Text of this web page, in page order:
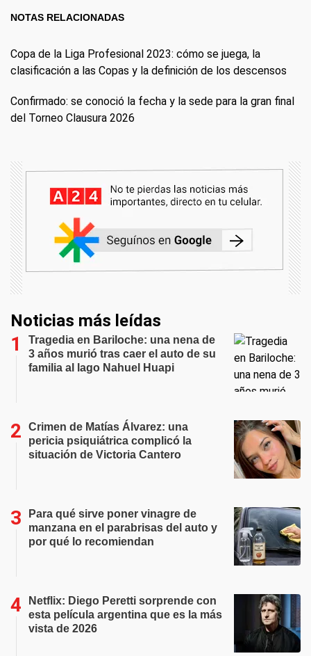
NOTAS RELACIONADAS
Copa de la Liga Profesional 2023: cómo se juega, la
clasificación a las Copas y la definición de los descensos
Confirmado: se conoció la fecha y la sede para la gran final
del Torneo Clausura 2026
Noticias más leídas
Tragedia en Bariloche: una nena de
3 años murió tras caer el auto de su
familia al lago Nahuel Huapi
Crimen de Matías Álvarez: una
pericia psiquiátrica complicó la
situación de Victoria Cantero
Para qué sirve poner vinagre de
manzana en el parabrisas del auto y
por qué lo recomiendan
Netflix: Diego Peretti sorprende con
esta película argentina que es la más
vista de 2026